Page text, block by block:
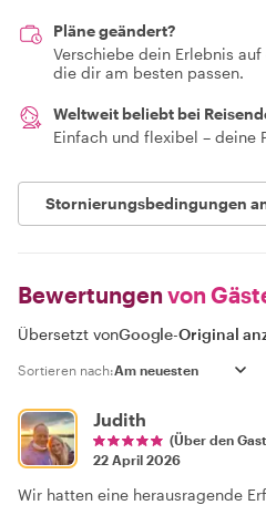
Pläne geändert?
Verschiebe dein Erlebnis
die dir am besten passen.
Weltweit beliebt bei
Einfach und flexibel – deine
Stornierungsbedingungen
Bewertungen von
Übersetzt vonGoogle-Original
Sortieren nach:
Judith
(Über den
22 April 2026
Wir hatten eine herausragende